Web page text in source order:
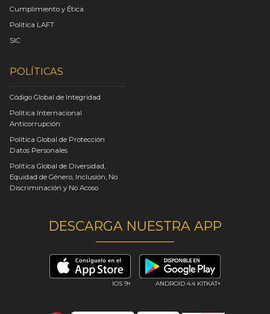
Cumplimiento y Ética
Política LAFT
SIC
POLÍTICAS
Código Global de Integridad
Política Internacional
Anticorrupción
Política Global de Protección
Datos Personales
Política Global de Diversidad,
Equidad de Género, Inclusión, No
Discriminación y No Acoso
DESCARGA NUESTRA APP